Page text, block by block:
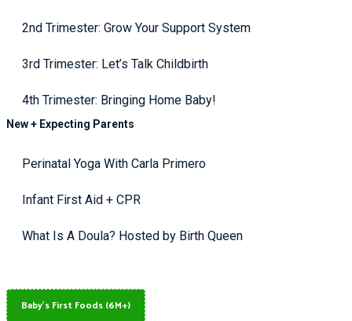
2nd Trimester: Grow Your Support System
3rd Trimester: Let’s Talk Childbirth
4th Trimester: Bringing Home Baby!
New + Expecting Parents
Perinatal Yoga With Carla Primero
Infant First Aid + CPR
What Is A Doula? Hosted by Birth Queen
Baby's First Foods (6M+)